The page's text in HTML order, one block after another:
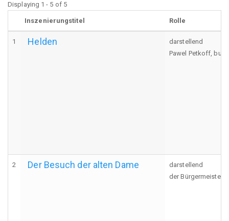
Displaying 1 - 5 of 5
Inszenierungstitel Rolle
1 Helden
darstellend
Pawel Petkoff,
2 Der Besuch der alten Dame
darstellend
der Bürgermeister